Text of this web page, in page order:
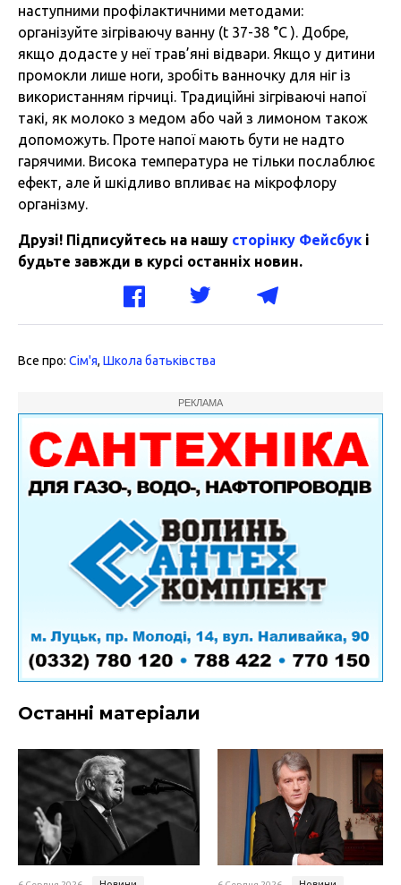
наступними профілактичними методами:
організуйте зігріваючу ванну (t 37-38 °C ). Добре,
якщо додасте у неї трав’яні відвари. Якщо у дитини
промокли лише ноги, зробіть ванночку для ніг із
використанням гірчиці. Традиційні зігріваючі напої
такі, як молоко з медом або чай з лимоном також
допоможуть. Проте напої мають бути не надто
гарячими. Висока температура не тільки послаблює
ефект, але й шкідливо впливає на мікрофлору
організму.
Друзі! Підписуйтесь на нашу сторінку Фейсбук і
будьте завжди в курсі останніх новин.
Все про: Сім'я, Школа батьківства
РЕКЛАМА
Останні матеріали